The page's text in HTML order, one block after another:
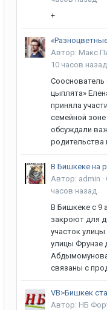
+
Автор: Макс
10 часов назад
Сооснователь
цыплята»
приняла
семейной
обсуждали
родительства
Автор: admin ·
часов назад
В Бишкеке с 9
закроют для
участок
улицы Фрунзе
связаны с
Автор: НБ